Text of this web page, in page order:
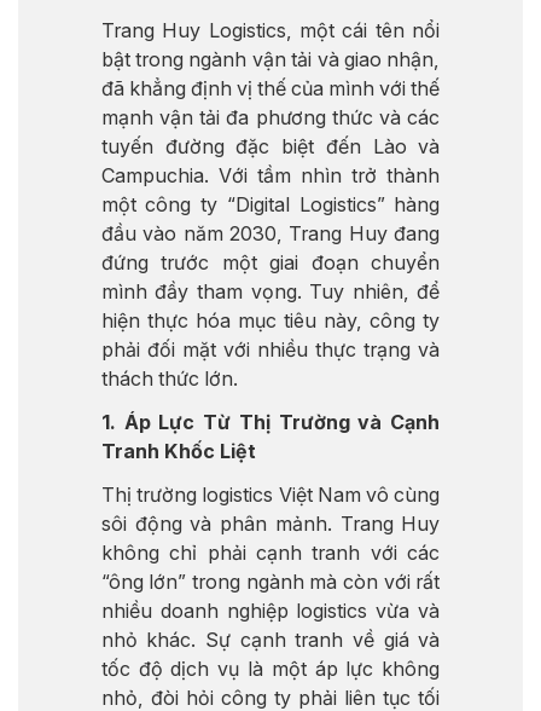
Trang Huy Logistics, một cái tên nổi
bật trong ngành vận tải và giao nhận,
đã khẳng định vị thế của mình với thế
mạnh vận tải đa phương thức và các
tuyến đường đặc biệt đến Lào và
Campuchia. Với tầm nhìn trở thành
một công ty “Digital Logistics” hàng
đầu vào năm 2030, Trang Huy đang
đứng trước một giai đoạn chuyển
mình đầy tham vọng. Tuy nhiên, để
hiện thực hóa mục tiêu này, công ty
phải đối mặt với nhiều thực trạng và
thách thức lớn.
1. Áp Lực Từ Thị Trường và Cạnh
Tranh Khốc Liệt
Thị trường logistics Việt Nam vô cùng
sôi động và phân mảnh. Trang Huy
không chỉ phải cạnh tranh với các
“ông lớn” trong ngành mà còn với rất
nhiều doanh nghiệp logistics vừa và
nhỏ khác. Sự cạnh tranh về giá và
tốc độ dịch vụ là một áp lực không
nhỏ, đòi hỏi công ty phải liên tục tối